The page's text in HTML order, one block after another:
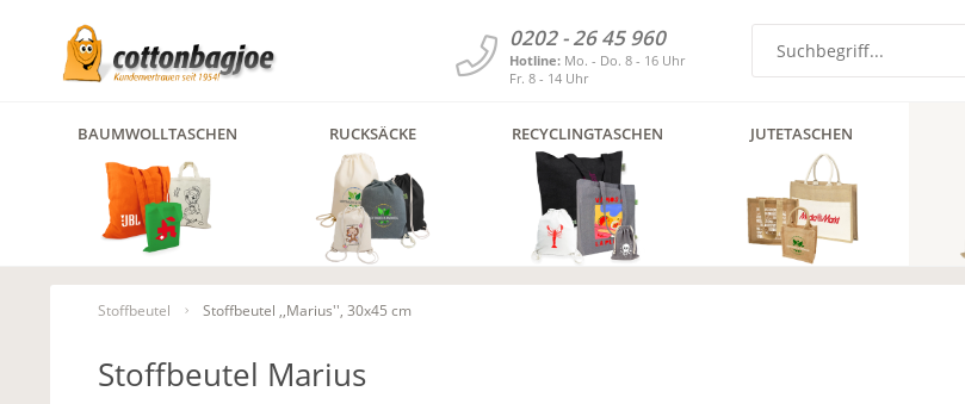
0202 - 26 45 960
Hotline: Mo. - Do. 8 - 16 Uhr
Fr. 8 - 14 Uhr
BAUMWOLLTASCHEN RUCKSÄCKE RECYCLINGTASCHEN JUTETASCHEN
Stoffbeutel Stoffbeutel ,,Marius'', 30x45 cm
Stoffbeutel Marius